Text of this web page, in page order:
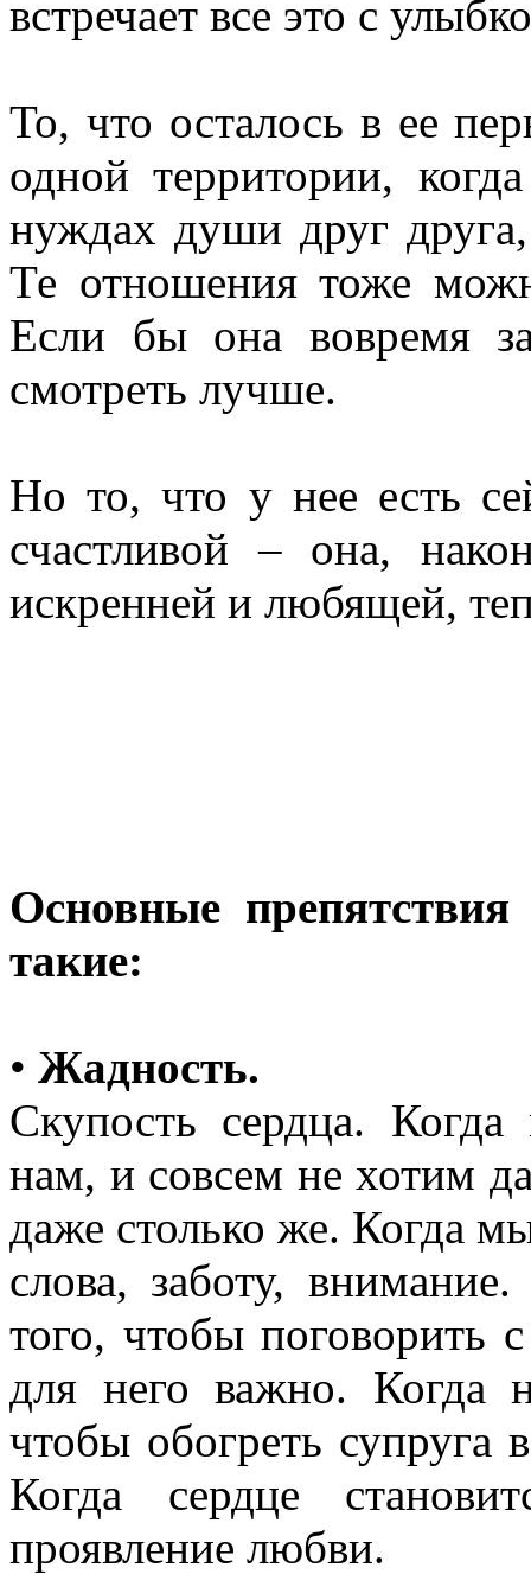
встречает все это с
То, что осталось в ее
одной территории,
нуждах души друг
Те отношения тоже
Если бы она вовремя
смотреть лучше.
Но то, что у нее есть
счастливой – она,
искренней и любящей,
Основные
такие:
• Жадность.
Скупость сердца.
нам, и совсем не хотим
даже столько же. Когда
слова, заботу,
того, чтобы поговорить
для него важно. Когда
чтобы обогреть
Когда сердце
проявление любви.